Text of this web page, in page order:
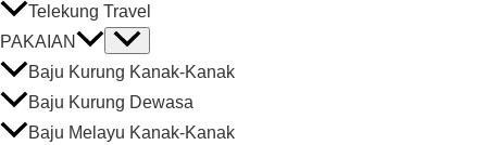
Telekung Travel
PAKAIAN
Baju Kurung Kanak-Kanak
Baju Kurung Dewasa
Baju Melayu Kanak-Kanak